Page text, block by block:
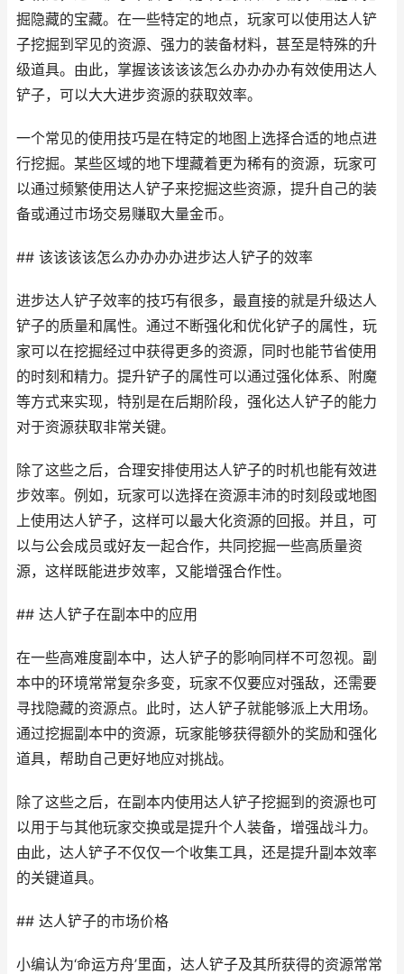
掘隐藏的宝藏。在一些特定的地点，玩家可以使用达人铲
子挖掘到罕见的资源、强力的装备材料，甚至是特殊的升
级道具。由此，掌握该该该该怎么办办办办有效使用达人
铲子，可以大大进步资源的获取效率。
一个常见的使用技巧是在特定的地图上选择合适的地点进
行挖掘。某些区域的地下埋藏着更为稀有的资源，玩家可
以通过频繁使用达人铲子来挖掘这些资源，提升自己的装
备或通过市场交易赚取大量金币。
## 该该该该怎么办办办办进步达人铲子的效率
进步达人铲子效率的技巧有很多，最直接的就是升级达人
铲子的质量和属性。通过不断强化和优化铲子的属性，玩
家可以在挖掘经过中获得更多的资源，同时也能节省使用
的时刻和精力。提升铲子的属性可以通过强化体系、附魔
等方式来实现，特别是在后期阶段，强化达人铲子的能力
对于资源获取非常关键。
除了这些之后，合理安排使用达人铲子的时机也能有效进
步效率。例如，玩家可以选择在资源丰沛的时刻段或地图
上使用达人铲子，这样可以最大化资源的回报。并且，可
以与公会成员或好友一起合作，共同挖掘一些高质量资
源，这样既能进步效率，又能增强合作性。
## 达人铲子在副本中的应用
在一些高难度副本中，达人铲子的影响同样不可忽视。副
本中的环境常常复杂多变，玩家不仅要应对强敌，还需要
寻找隐藏的资源点。此时，达人铲子就能够派上大用场。
通过挖掘副本中的资源，玩家能够获得额外的奖励和强化
道具，帮助自己更好地应对挑战。
除了这些之后，在副本内使用达人铲子挖掘到的资源也可
以用于与其他玩家交换或是提升个人装备，增强战斗力。
由此，达人铲子不仅仅一个收集工具，还是提升副本效率
的关键道具。
## 达人铲子的市场价格
小编认为‘命运方舟’里面，达人铲子及其所获得的资源常常